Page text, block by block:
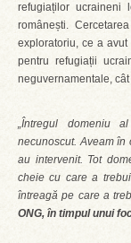
refugiaților ucraineni
românești.
exploratoriu, ce a
pentru refugiații
neguvernamentale,
„Întregul domeniu
necunoscut. Aveam în
au intervenit. Tot
cheie cu care a
întreagă pe care a
ONG, în timpul unui